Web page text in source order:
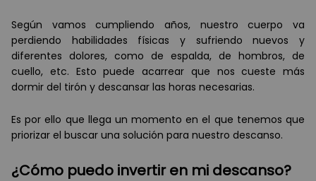
Según vamos cumpliendo años, nuestro cuerpo va
perdiendo habilidades físicas y sufriendo nuevos y
diferentes dolores, como de espalda, de hombros, de
cuello, etc. Esto puede acarrear que nos cueste más
dormir del tirón y descansar las horas necesarias.
Es por ello que llega un momento en el que tenemos que
priorizar el buscar una solución para nuestro descanso.
¿Cómo puedo invertir en mi descanso?